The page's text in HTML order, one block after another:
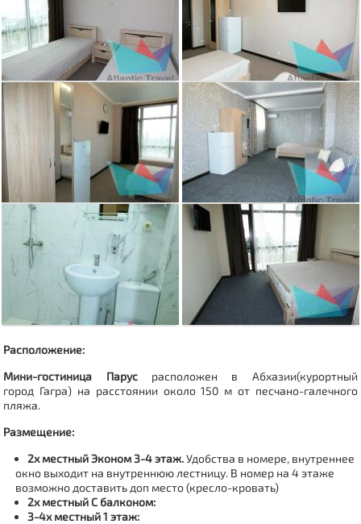
Расположение:
Мини-гостиница Парус расположен в Абхазии(курортный
город Гагра) на расстоянии около 150 м от песчано-галечного
пляжа.
Размещение:
2х местный Эконом 3-4 этаж.Удобства в номере, внутреннее
окно выходит на внутреннюю лестницу. В номер на 4 этаже
возможно доставить доп место (кресло-кровать)
2х местный С балконом:
3-4х местный 1 этаж: